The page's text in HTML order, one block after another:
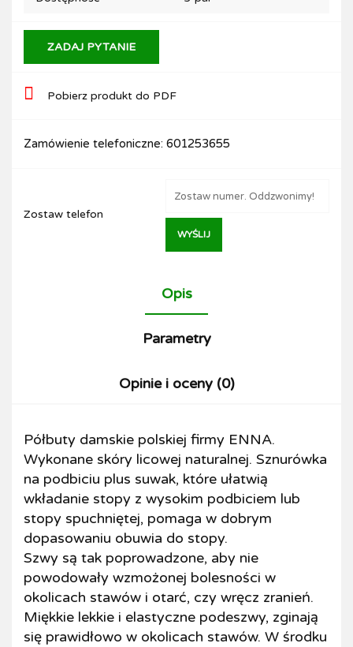
ZADAJ PYTANIE
Pobierz produkt do PDF
Zamówienie telefoniczne: 601253655
Zostaw telefon
WYŚLIJ
Opis
Parametry
Opinie i oceny (0)
Półbuty damskie polskiej firmy ENNA.
Wykonane skóry licowej naturalnej. Sznurówka
na podbiciu plus suwak, które ułatwią
wkładanie stopy z wysokim podbiciem lub
stopy spuchniętej, pomaga w dobrym
dopasowaniu obuwia do stopy.
Szwy są tak poprowadzone, aby nie
powodowały wzmożonej bolesności w
okolicach stawów i otarć, czy wręcz zranień.
Miękkie lekkie i elastyczne podeszwy, zginają
się prawidłowo w okolicach stawów. W środku